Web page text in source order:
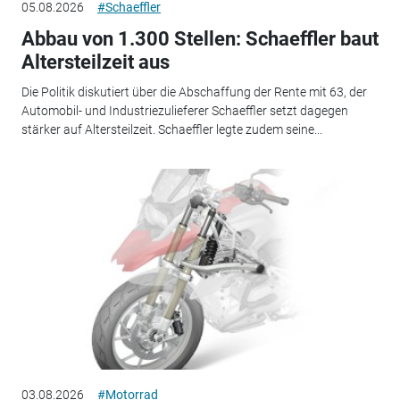
05.08.2026 #Schaeffler
Abbau von 1.300 Stellen: Schaeffler baut
Altersteilzeit aus
Die Politik diskutiert über die Abschaffung der Rente mit 63, der
Automobil- und Industriezulieferer Schaeffler setzt dagegen
stärker auf Altersteilzeit. Schaeffler legte zudem seine...
03.08.2026 #Motorrad